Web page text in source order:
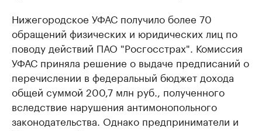
Нижегородское УФАС получило более 70
обращений физических и юридических лиц по
поводу действий ПАО "Росгосстрах". Комиссия
УФАС приняла решение о выдаче предписаний о
перечислении в федеральный бюджет дохода
общей суммой 200,7 млн руб., полученного
вследствие нарушения антимонопольного
законодательства. Однако предприниматели и